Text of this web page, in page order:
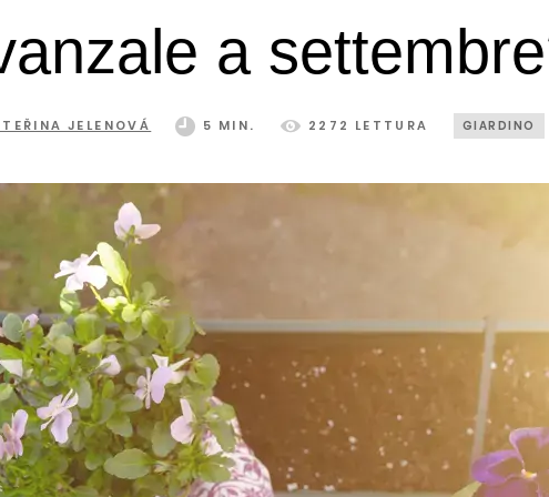
a
JELENOVÁ 5 MIN. 2272 LETTURA GIARDINO